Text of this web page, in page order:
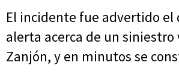
El incidente fue advertido el
alerta acerca de un
Zanjón, y en minutos se